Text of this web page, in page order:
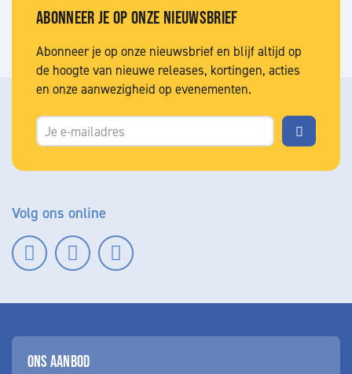
ABONNEER JE OP ONZE NIEUWSBRIEF
Abonneer je op onze nieuwsbrief en blijf altijd op
de hoogte van nieuwe releases, kortingen, acties
en onze aanwezigheid op evenementen.
Volg ons online
ONS AANBOD